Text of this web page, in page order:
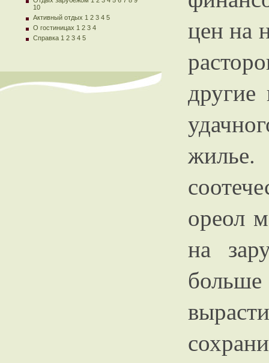
10
Активный отдых 1 2 3 4 5
О гостиницах 1 2 3 4
Справка 1 2 3 4 5
цен на
ореол
на